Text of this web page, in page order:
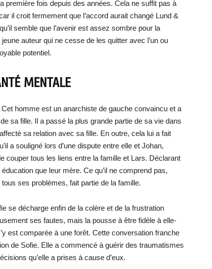
première fois depuis des années. Cela ne suffit pas à
il croit fermement que l’accord aurait changé Lund &
semble que l’avenir est assez sombre pour la
auteur qui ne cesse de les quitter avec l’un ou
potentiel.
MENTALE
homme est un anarchiste de gauche convaincu et a
sa fille. Il a passé la plus grande partie de sa vie dans
sa relation avec sa fille. En outre, cela lui a fait
a souligné lors d’une dispute entre elle et Johan,
couper tous les liens entre la famille et Lars. Déclarant
que leur mère. Ce qu’il ne comprend pas,
ses problèmes, fait partie de la famille.
se décharge enfin de la colère et de la frustration
ses fautes, mais la pousse à être fidèle à elle-
est comparée à une forêt. Cette conversation franche
de Sofie. Elle a commencé à guérir des traumatismes
qu’elle a prises à cause d’eux.